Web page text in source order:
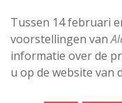
Tussen 14 februari
voorstellingen van
informatie over de
u op de website van